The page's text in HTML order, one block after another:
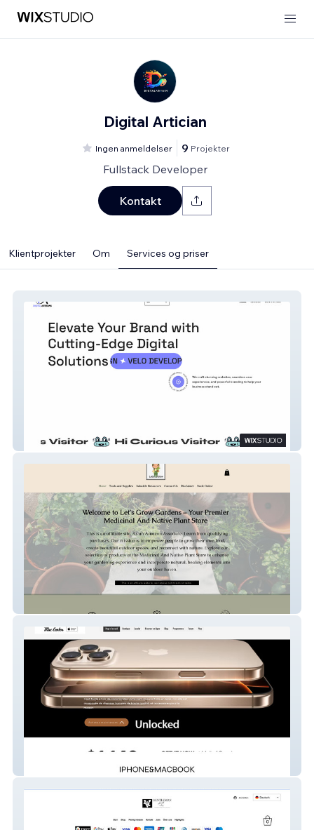
Digital Artician
Ingen anmeldelser 9 Projekter
Fullstack Developer
Kontakt
Klientprojekter Om Services og priser
Digital-Artician